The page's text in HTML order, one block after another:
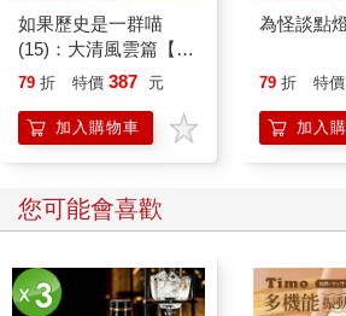
質。大家可能聽過一則聲名狼藉的杜撰
家提供乳牛農場設計建議，數學家給出的
完美球形光滑無摩擦力的乳牛，在零重
儘管如此，精心挑選的玩具模型，確實
派上用場。譬如，我花了不少時間思考
一頂能立即阻擋病毒的帽子的假想情境
肺炎疫苗效果。（第3章在對數刻度圖上
到明顯效果。對數刻度圖上，會看到一條
英國2021年春季的新冠肺炎死亡人數資料
的方法。）如果我們能將真實現象的關鍵
進這類簡單模型中，然後利用模型得出洞
如果歷史是一群喵
(15)：大清風雲篇【萌
貓漫畫學歷史】
79 折 特價 387 元
加入購物車
為怪談點
79 折 特價
加入
您可能會喜歡